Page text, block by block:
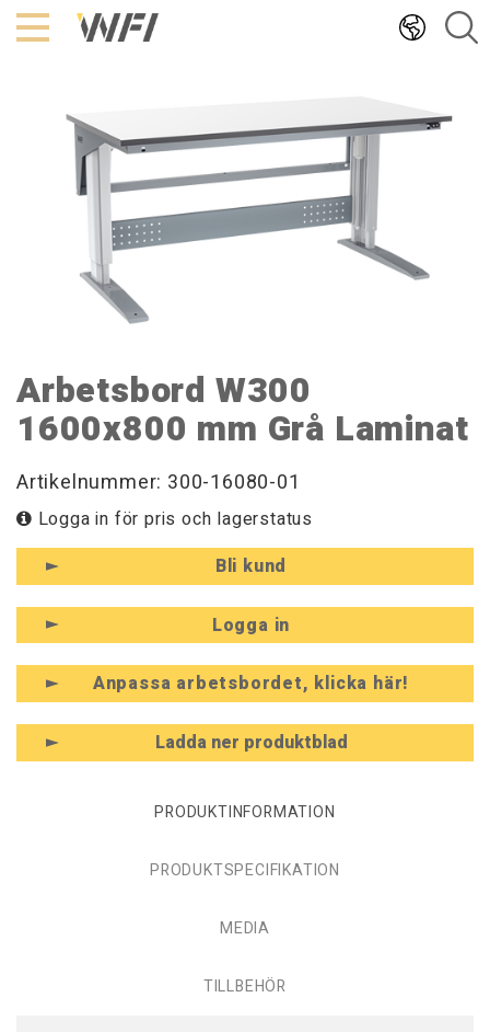
Hoppa
till
Arbetsbord W300
1600x800 mm Grå Laminat
Artikelnummer: 300-16080-01
Logga in för pris och lagerstatus
Bli kund
Logga in
Anpassa arbetsbordet, klicka här!
Ladda ner produktblad
PRODUKTINFORMATION
PRODUKTSPECIFIKATION
MEDIA
TILLBEHÖR